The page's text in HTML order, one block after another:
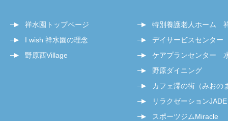
祥水園トップページ
I wish 祥水園の理念
野原西Village
特別養護老人ホーム
デイサービスセンタ
ケアプランセンター
野原ダイニング
カフェ澪の街（みおの
リラクゼーションJADE
スポーツジムMiracle